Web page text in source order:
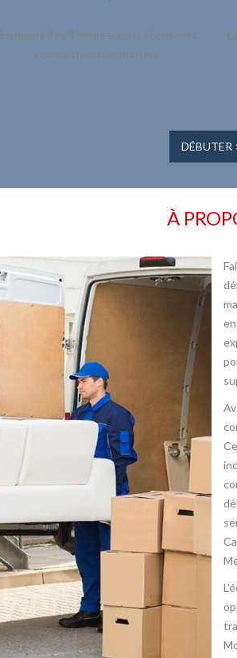
En moins de 24 heures, vous obtiendrez
votre estimation gratuite.
DÉBUTER
À